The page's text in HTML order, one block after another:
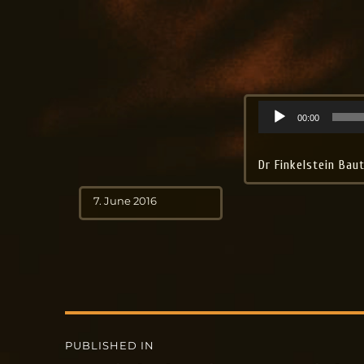
Audio
Player
00:00
Dr Finkelstein
Posted
on
7. June 2016
Post
PUBLISHED IN